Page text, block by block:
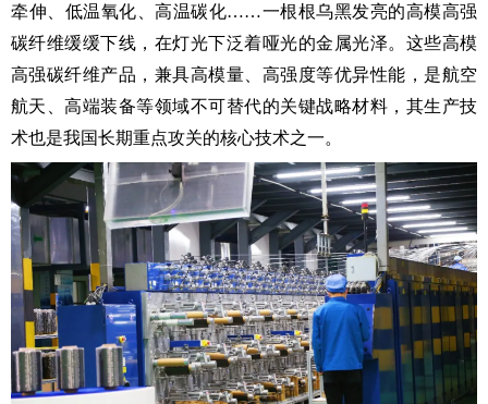
牵伸、低温氧化、高温碳化……一根根乌黑发亮的高模高强
碳纤维缓缓下线，在灯光下泛着哑光的金属光泽。这些高模
高强碳纤维产品，兼具高模量、高强度等优异性能，是航空
航天、高端装备等领域不可替代的关键战略材料，其生产技
术也是我国长期重点攻关的核心技术之一。